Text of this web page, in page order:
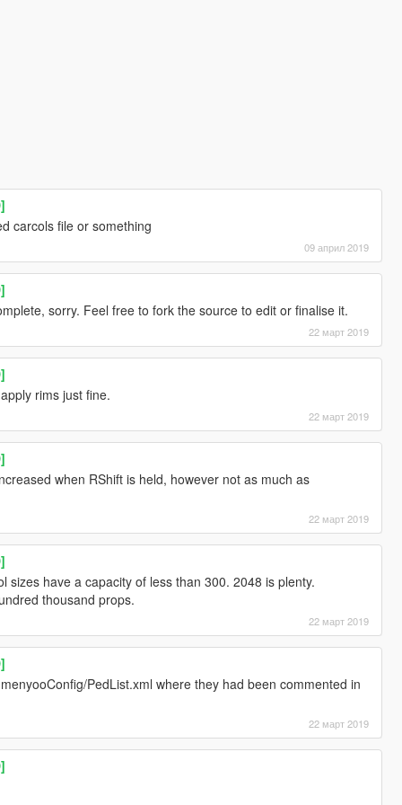
carcols file or something
09 април 2019
sorry. Feel free to fork the source to edit or finalise it.
22 март 2019
rims just fine.
22 март 2019
when RShift is held, however not as much as
22 март 2019
sizes have a capacity of less than 300. 2048 is plenty.
thousand props.
22 март 2019
PedList.xml where they had been commented in
22 март 2019